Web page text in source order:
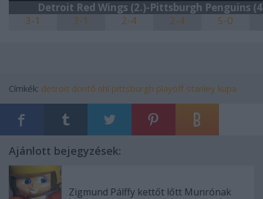
Detroit Red Wings (2.)-Pittsburgh Penguins
3-1
3-1 2-4 2-4 5-0
Címkék: detroit döntő nhl pittsburgh playoff stanley kupa
Ajánlott bejegyzések:
Zigmund Pálffy kettőt lőtt Munrónak